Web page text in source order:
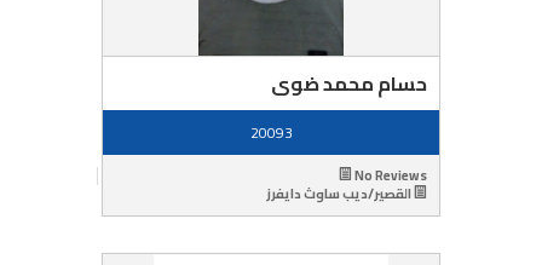
حسام محمد ضوى
20093
No Reviews
القصير/ديب ساوث دايفرز